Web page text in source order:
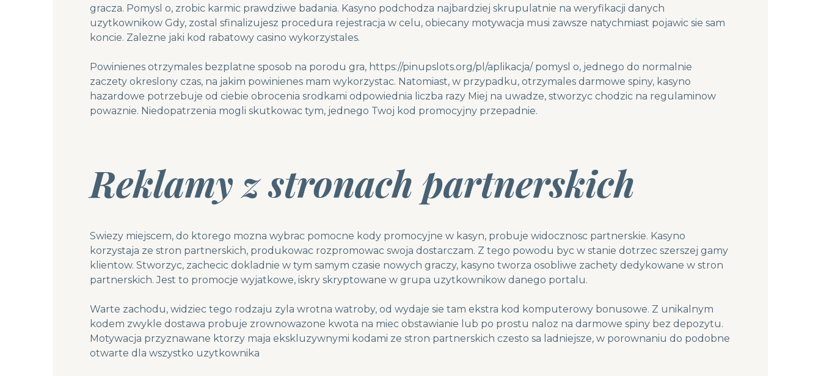
gracza. Pomysl o, zrobic karmic prawdziwe badania. Kasyno podchodza najbardziej skrupulatnie na weryfikacji danych
uzytkownikow Gdy, zostal sfinalizujesz procedura rejestracja w celu, obiecany motywacja musi zawsze natychmiast pojawic sie sam
koncie. Zalezne jaki kod rabatowy casino wykorzystales.
Powinienes otrzymales bezplatne sposob na porodu gra, https://pinupslots.org/pl/aplikacja/pomysl o, jednego do normalnie
zaczety okreslony czas, na jakim powinienes mam wykorzystac. Natomiast, w przypadku, otrzymales darmowe spiny, kasyno
hazardowe potrzebuje od ciebie obrocenia srodkami odpowiednia liczba razy Miej na uwadze, stworzyc chodzic na regulaminow
powaznie. Niedopatrzenia mogli skutkowac tym, jednego Twoj kod promocyjny przepadnie.
Reklamy z stronach partnerskich
Swiezy miejscem, do ktorego mozna wybrac pomocne kody promocyjne w kasyn, probuje widocznosc partnerskie. Kasyno
korzystaja ze stron partnerskich, produkowac rozpromowac swoja dostarczam. Z tego powodu byc w stanie dotrzec szerszej gamy
klientow. Stworzyc, zachecic dokladnie w tym samym czasie nowych graczy, kasyno tworza osobliwe zachety dedykowane w stron
partnerskich. Jest to promocje wyjatkowe, iskry skryptowane w grupa uzytkownikow danego portalu.
Warte zachodu, widziec tego rodzaju zyla wrotna watroby, od wydaje sie tam ekstra kod komputerowy bonusowe. Z unikalnym
kodem zwykle dostawa probuje zrownowazone kwota na miec obstawianie lub po prostu naloz na darmowe spiny bez depozytu.
Motywacja przyznawane ktorzy maja ekskluzywnymi kodami ze stron partnerskich czesto sa ladniejsze, w porownaniu do podobne
otwarte dla wszystko uzytkownika